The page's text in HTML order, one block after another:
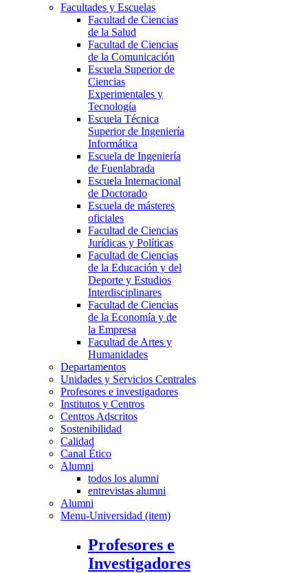
Facultades y Escuelas
Facultad de Ciencias
de la Salud
Facultad de Ciencias
de la Comunicación
Escuela Superior de
Ciencias
Experimentales y
Tecnología
Escuela Técnica
Superior de Ingeniería
Informática
Escuela de Ingeniería
de Fuenlabrada
Escuela Internacional
de Doctorado
Escuela de másteres
oficiales
Facultad de Ciencias
Jurídicas y Políticas
Facultad de Ciencias
de la Educación y del
Deporte y Estudios
Interdisciplinares
Facultad de Ciencias
de la Economía y de
la Empresa
Facultad de Artes y
Humanidades
Departamentos
Unidades y Servicios Centrales
Profesores e investigadores
Institutos y Centros
Centros Adscritos
Sostenibilidad
Calidad
Canal Ético
Alumni
todos los alumni
entrevistas alumni
Alumni
Menu-Universidad (item)
Profesores e
Investigadores